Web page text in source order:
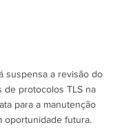
suspensa a revisão do
protocolos TLS na
para a manutenção
oportunidade futura.